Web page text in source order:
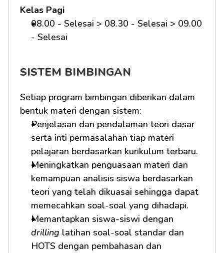
Kelas Pagi
08.00 - Selesai > 08.30 - Selesai > 09.00
- Selesai
SISTEM BIMBINGAN
Setiap program bimbingan diberikan dalam
bentuk materi dengan sistem:
Penjelasan dan pendalaman teori dasar
serta inti permasalahan tiap materi
pelajaran berdasarkan kurikulum terbaru.
Meningkatkan penguasaan materi dan
kemampuan analisis siswa berdasarkan
teori yang telah dikuasai sehingga dapat
memecahkan soal-soal yang dihadapi.
drilling latihan soal-soal standar dan
HOTS dengan pembahasan dan